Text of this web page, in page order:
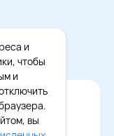
- Запад
и
чтобы
и
вы